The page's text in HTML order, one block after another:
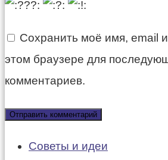
Сохранить моё имя, email
этом браузере для
комментариев.
Советы и идеи